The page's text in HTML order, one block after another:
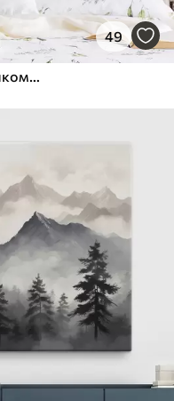
49
Спокійний краєвид із озером, у якому відображаються гори, на задньому плані з маленьким човном на спокійній воді